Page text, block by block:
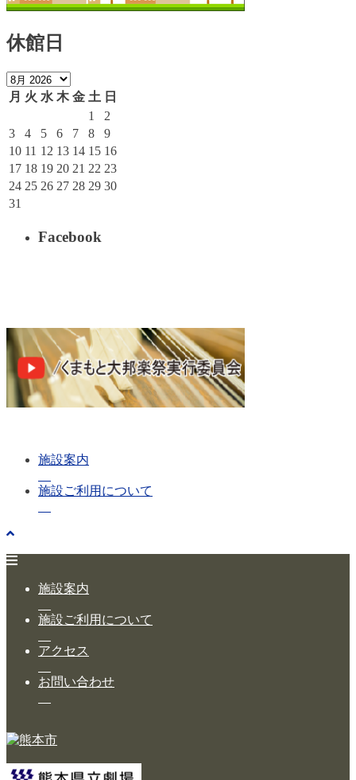
休館日
月 火 水 木 金 土 日
1
2
3
4 5 6 7 8
9
10 11 12 13 14 15 16
17 18 19 20 21 22 23
24 25 26 27 28 29 30
31
Facebook
施設案内
施設ご利用について
施設案内
施設ご利用について
アクセス
お問い合わせ